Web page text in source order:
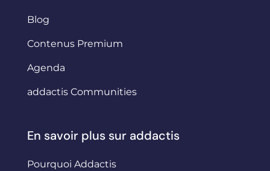
Blog
Contenus Premium
Agenda
addactis Communities
En savoir plus sur addactis
Pourquoi Addactis